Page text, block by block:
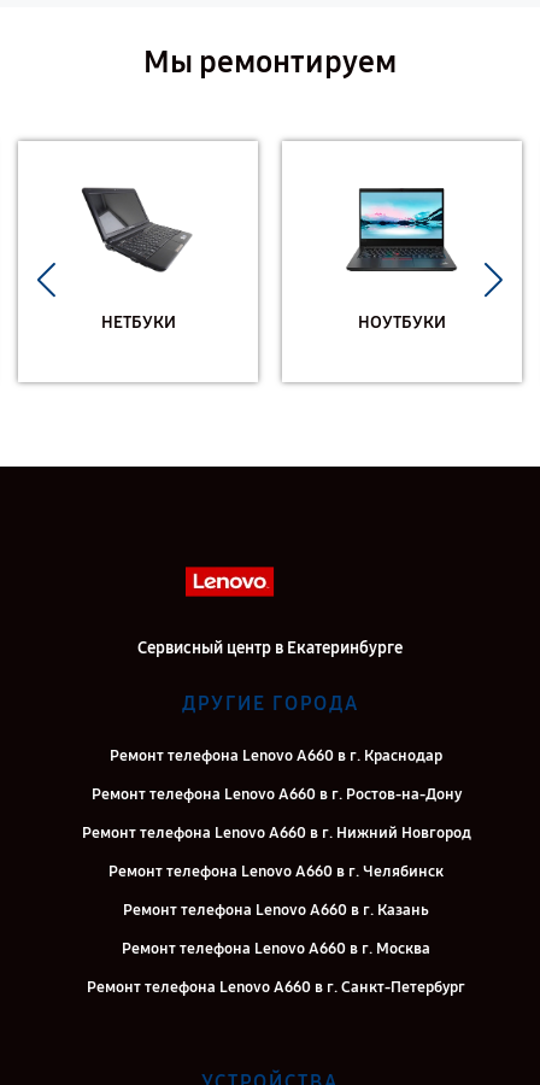
Мы ремонтируем
НЕТБУКИ НОУТБУКИ
Сервисный центр в Екатеринбурге
ДРУГИЕ ГОРОДА
Ремонт телефона Lenovo A660 в г. Краснодар
Ремонт телефона Lenovo A660 в г. Ростов-на-Дону
Ремонт телефона Lenovo A660 в г. Нижний Новгород
Ремонт телефона Lenovo A660 в г. Челябинск
Ремонт телефона Lenovo A660 в г. Казань
Ремонт телефона Lenovo A660 в г. Москва
Ремонт телефона Lenovo A660 в г. Санкт-Петербург